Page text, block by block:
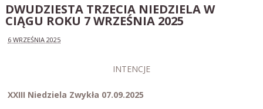
DWUDZIESTA TRZECIA NIEDZIELA W
CIĄGU ROKU 7 WRZEŚNIA 2025
6 WRZEŚNIA 2025
INTENCJE
XXIII Niedziela Zwykła 07.09.2025